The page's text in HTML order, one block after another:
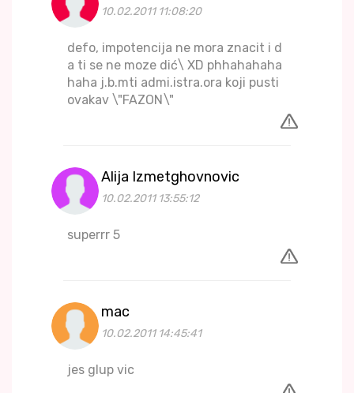
10.02.2011 11:08:20
defo, impotencija ne mora znacit i d
a ti se ne moze dić\ XD phhahahaha
haha j.b.mti admi.istra.ora koji pusti
ovakav \"FAZON\"
Alija Izmetghovnovic
10.02.2011 13:55:12
superrr 5
mac
10.02.2011 14:45:41
jes glup vic